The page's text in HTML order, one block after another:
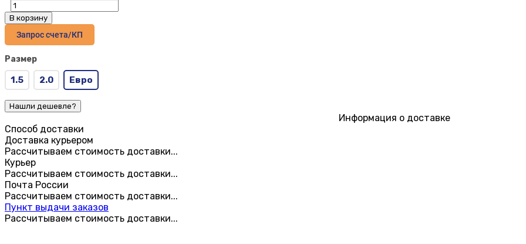
В корзину
Запрос счета/КП
Размер
1.5 2.0 Евро
Информация о доставке
Способ доставки
Доставка курьером
Рассчитываем стоимость доставки...
Курьер
Рассчитываем стоимость доставки...
Почта России
Рассчитываем стоимость доставки...
Пункт выдачи заказов
Рассчитываем стоимость доставки...